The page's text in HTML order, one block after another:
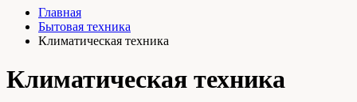
Главная
Бытовая техника
Климатическая техника
Климатическая техника